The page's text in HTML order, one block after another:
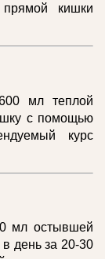
кишки
мл теплой
с помощью
курс
мл остывшей
день за 20-30